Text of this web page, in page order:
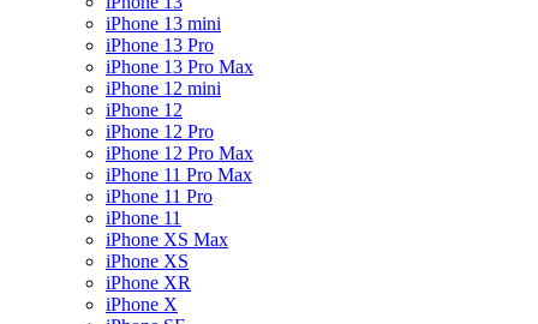
iPhone 13 mini
iPhone 13 Pro
iPhone 13 Pro Max
iPhone 12 mini
iPhone 12
iPhone 12 Pro
iPhone 12 Pro Max
iPhone 11 Pro Max
iPhone 11 Pro
iPhone 11
iPhone XS Max
iPhone XS
iPhone XR
iPhone X